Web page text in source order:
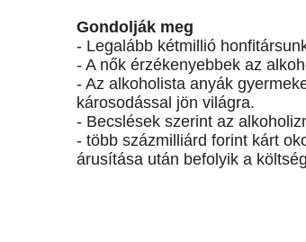
Gondolják meg
- Legalább kétmillió
- A nők érzékenyebbek az
- Az alkoholista anyák
károsodással jön világra.
- Becslések szerint az
- több százmilliárd forint kárt
árusítása után befolyik a